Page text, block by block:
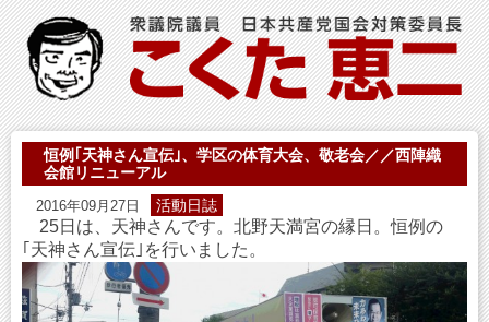
恒例｢天神さん宣伝｣、学区の体育大会、敬老会／／西陣織
会館リニューアル
2016年09月27日 活動日誌
25日は、天神さんです。北野天満宮の縁日。恒例の
｢天神さん宣伝｣を行いました。